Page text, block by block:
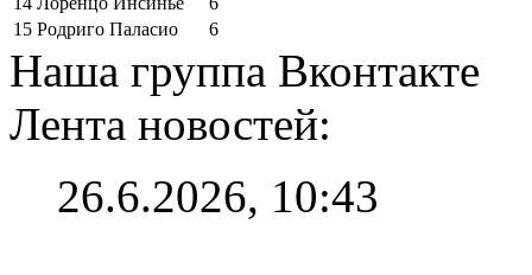
15 Родриго Паласио 6
Наша группа Вконтакте
Лента новостей:
26.6.2026, 10:43